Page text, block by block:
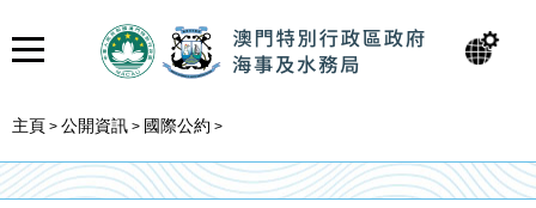
主頁 > 公開資訊 > 國際公約 >